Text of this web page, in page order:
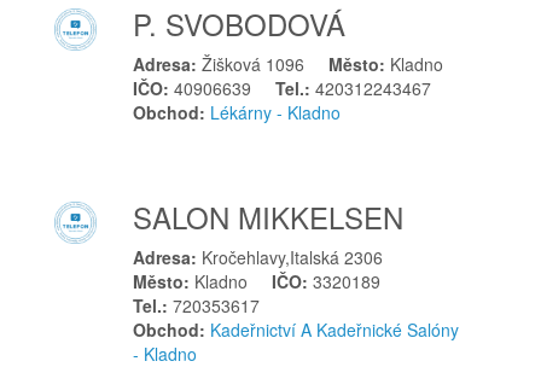
Nová Role
Nové Strašecí
Nový Hrozenkov
Nymburk
Nýrsko
P. SVOBODOVÁ
Adresa: Žišková 1096 Město: Kladno
IČO: 40906639 Tel.: 420312243467
Obchod: Lékárny - Kladno
SALON MIKKELSEN
Adresa: Kročehlavy,Italská 2306
Město: Kladno IČO: 3320189
Tel.: 720353617
Obchod: Kadeřnictví A Kadeřnické Salóny
- Kladno